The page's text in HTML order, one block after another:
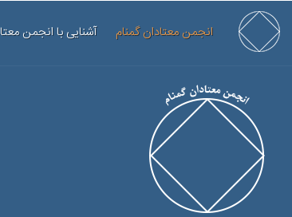
انجمن معتادان گمنام آشنایی با انجمن